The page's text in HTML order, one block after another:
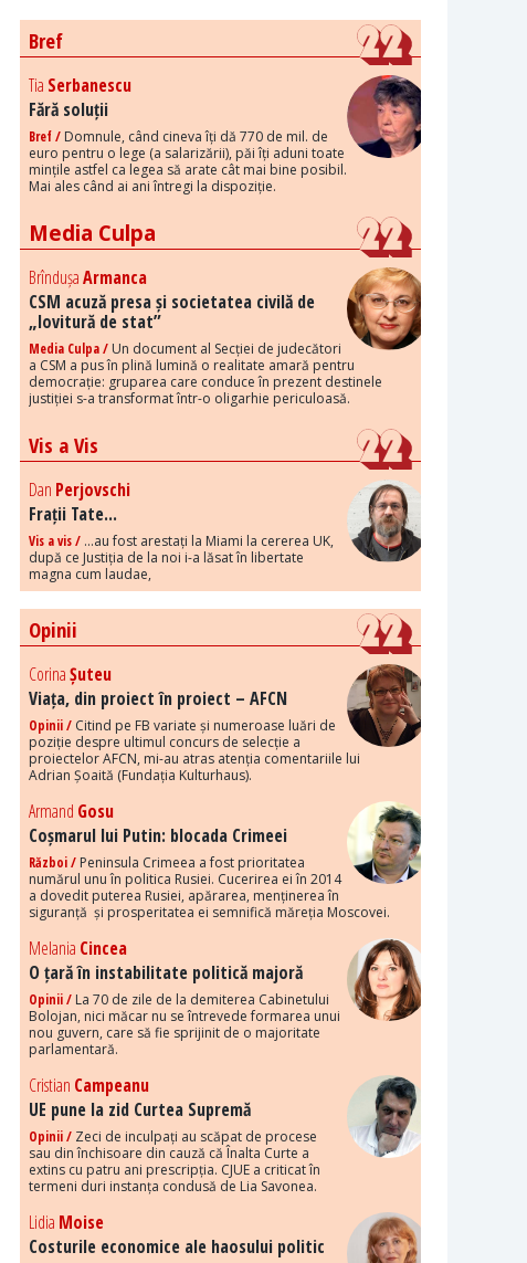
Bref
Tia Serbanescu
Fără soluții
Bref / Domnule, când cineva îți dă 770 de mil. de
euro pentru o lege (a salarizării), păi îți aduni toate
mințile astfel ca legea să arate cât mai bine posibil.
Mai ales când ai ani întregi la dispoziție.
Media Culpa
BrîndușaArmanca
CSM acuză presa și societatea civilă de
„lovitură de stat”
Media Culpa / Un document al Secției de judecători
a CSM a pus în plină lumină o realitate amară pentru
democrație: gruparea care conduce în prezent destinele
justiției s-a transformat într-o oligarhie periculoasă.
Vis a Vis
Dan Perjovschi
Frații Tate...
Vis a vis / ...au fost arestați la Miami la cererea UK,
după ce Justiția de la noi i-a lăsat în libertate
magna cum laudae,
Opinii
CorinaȘuteu
Viața, din proiect în proiect – AFCN
Opinii / Citind pe FB variate și numeroase luări de
poziție despre ultimul concurs de selecție a
proiectelor AFCN, mi-au atras atenția comentariile lui
Adrian Șoaită (Fundația Kulturhaus).
Armand Gosu
Coșmarul lui Putin: blocada Crimeei
Război / Peninsula Crimeea a fost prioritatea
numărul unu în politica Rusiei. Cucerirea ei în 2014
a dovedit puterea Rusiei, apărarea, menținerea în
siguranță și prosperitatea ei semnifică măreția Moscovei.
Melania Cincea
O țară în instabilitate politică majoră
Opinii / La 70 de zile de la demiterea Cabinetului
Bolojan, nici măcar nu se întrevede formarea unui
nou guvern, care să fie sprijinit de o majoritate
parlamentară.
Cristian Campeanu
UE pune la zid Curtea Supremă
Opinii / Zeci de inculpați au scăpat de procese
sau din închisoare din cauză că Înalta Curte a
extins cu patru ani prescripția. CJUE a criticat în
termeni duri instanța condusă de Lia Savonea.
Lidia Moise
Costurile economice ale haosului politic